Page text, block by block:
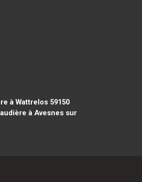
à Wattrelos 59150
à Avesnes sur